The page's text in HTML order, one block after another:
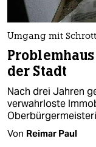
Umgang mit
der Stadt
Nach drei Jahren
verwahrloste
Von Reimar Paul